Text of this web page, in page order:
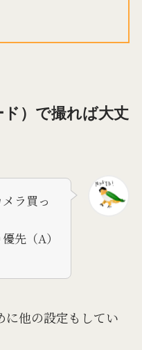
）で撮れば大丈
ラ買っ
先（A）
に他の設定もしてい